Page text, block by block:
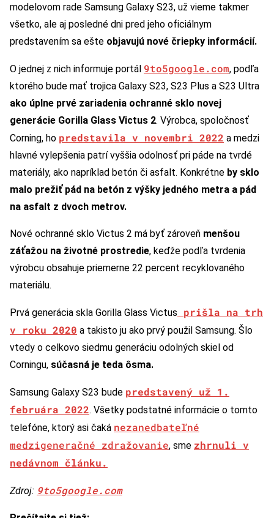
modelovom rade Samsung Galaxy S23, už vieme takmer
všetko, ale aj posledné dni pred jeho oficiálnym
predstavením sa ešte objavujú nové čriepky informácií.
O jednej z nich informuje portál 9to5google.com, podľa
ktorého bude mať trojica Galaxy S23, S23 Plus a S23 Ultra
ako úplne prvé zariadenia ochranné sklo novej
generácie Gorilla Glass Victus 2. Výrobca, spoločnosť
Corning, ho predstavila v novembri 2022 a medzi
hlavné vylepšenia patrí vyššia odolnosť pri páde na tvrdé
materiály, ako napríklad betón či asfalt. Konkrétne by sklo
malo prežiť pád na betón z výšky jedného metra a pád
na asfalt z dvoch metrov.
Nové ochranné sklo Victus 2 má byť zároveň menšou
záťažou na životné prostredie, keďže podľa tvrdenia
výrobcu obsahuje priemerne 22 percent recyklovaného
materiálu.
Prvá generácia skla Gorilla Glass Victus
prišla na trh
v roku 2020 a takisto ju ako prvý použil Samsung. Šlo
vtedy o celkovo siedmu generáciu odolných skiel od
Corningu, súčasná je teda ôsma.
Samsung Galaxy S23 bude predstavený už 1.
februára 2022. Všetky podstatné informácie o tomto
telefóne, ktorý asi čaká nezanedbateľné
medzigeneračné zdražovanie, sme zhrnuli v
nedávnom článku.
Zdroj: 9to5google.com